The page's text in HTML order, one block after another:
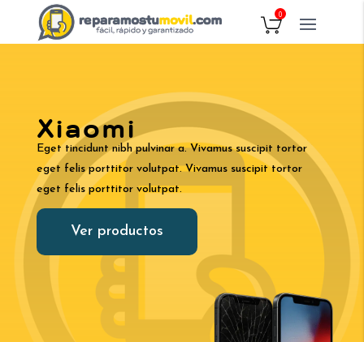
0
Xiaomi
Eget tincidunt nibh pulvinar a. Vivamus suscipit tortor
eget felis porttitor volutpat. Vivamus suscipit tortor
eget felis porttitor volutpat.
Ver productos